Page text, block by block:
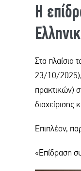
Η
Στα πλαίσια
23/10/2025),
πρακτικών)
διαχείρισης
Επιπλέον,
«Επίδραση